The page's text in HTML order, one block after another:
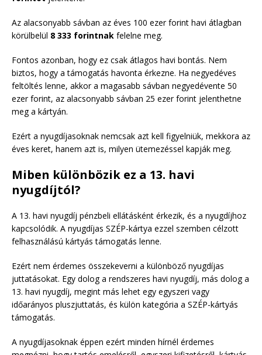
Az alacsonyabb sávban az éves 100 ezer forint havi átlagban
körülbelül 8 333 forintnak felelne meg.
Fontos azonban, hogy ez csak átlagos havi bontás. Nem
biztos, hogy a támogatás havonta érkezne. Ha negyedéves
feltöltés lenne, akkor a magasabb sávban negyedévente 50
ezer forint, az alacsonyabb sávban 25 ezer forint jelenthetne
meg a kártyán.
Ezért a nyugdíjasoknak nemcsak azt kell figyelniük, mekkora az
éves keret, hanem azt is, milyen ütemezéssel kapják meg.
Miben különbözik ez a 13. havi
nyugdíjtól?
A 13. havi nyugdíj pénzbeli ellátásként érkezik, és a nyugdíjhoz
kapcsolódik. A nyugdíjas SZÉP-kártya ezzel szemben célzott
felhasználású kártyás támogatás lenne.
Ezért nem érdemes összekeverni a különböző nyugdíjas
juttatásokat. Egy dolog a rendszeres havi nyugdíj, más dolog a
13. havi nyugdíj, megint más lehet egy egyszeri vagy
időarányos pluszjuttatás, és külön kategória a SZÉP-kártyás
támogatás.
A nyugdíjasoknak éppen ezért minden hírnél érdemes